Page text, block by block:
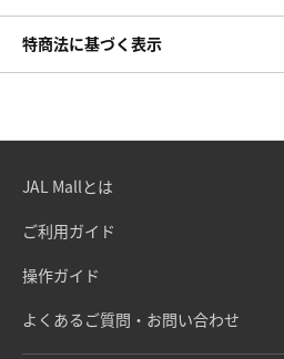
特商法に基づく表示
JAL Mallとは
ご利用ガイド
操作ガイド
よくあるご質問・お問い合わせ